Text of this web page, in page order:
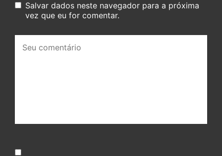
Salvar dados neste navegador para a próxima
vez que eu for comentar.
comentário: